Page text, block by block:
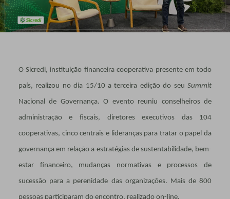
O Sicredi, instituição financeira cooperativa presente em todo
país, realizou no dia 15/10 a terceira edição do seuSummit
Nacional de Governança. O evento reuniu conselheiros de
administração e fiscais, diretores executivos das 104
cooperativas, cinco centrais e lideranças para tratar o papel da
governança em relação a estratégias de sustentabilidade, bem-
estar financeiro, mudanças normativas e processos de
sucessão para a perenidade das organizações. Mais de 800
pessoas participaram do encontro, realizado on-line.